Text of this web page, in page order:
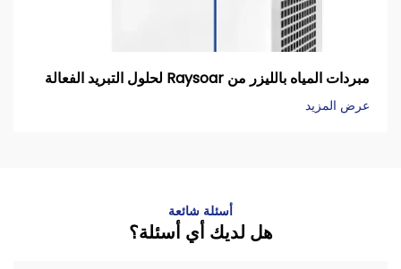
مبردات المياه بالليزر من Raysoar لحلول التبريد الفعالة
عرض المزيد
أسئلة شائعة
هل لديك أي أسئلة؟